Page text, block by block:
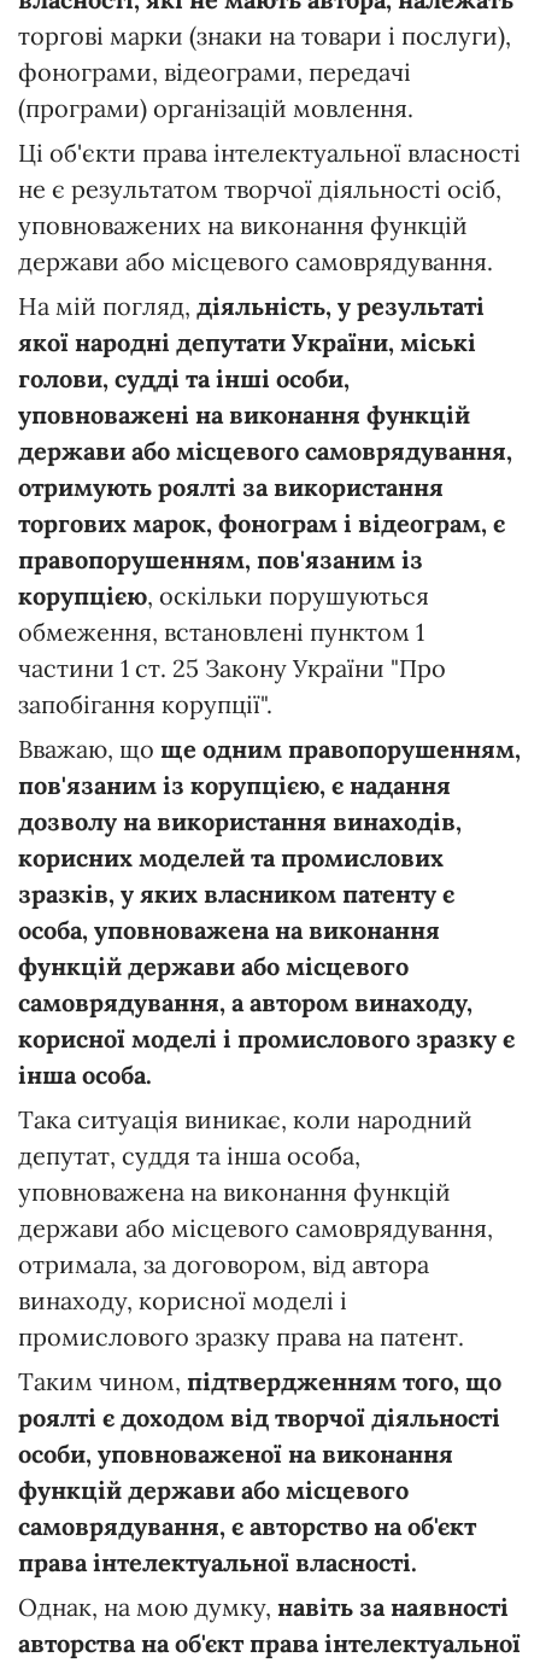
торгові марки (знаки на товари і послуги),
фонограми, відеограми, передачі
(програми) організацій мовлення.
Ці об'єкти права інтелектуальної власності
не є результатом творчої діяльності осіб,
уповноважених на виконання функцій
держави або місцевого самоврядування.
На мій погляд, діяльність, у результаті
якої народні депутати України, міські
голови, судді та інші особи,
уповноважені на виконання функцій
держави або місцевого самоврядування,
отримують роялті за використання
торгових марок, фонограм і відеограм, є
правопорушенням, пов'язаним із
корупцією, оскільки порушуються
обмеження, встановлені пунктом 1
частини 1 ст. 25 Закону України "Про
запобігання корупції".
Вважаю, що ще одним правопорушенням,
пов'язаним із корупцією, є надання
дозволу на використання винаходів,
корисних моделей та промислових
зразків, у яких власником патенту є
особа, уповноважена на виконання
функцій держави або місцевого
самоврядування, а автором винаходу,
корисної моделі і промислового зразку є
інша особа.
Така ситуація виникає, коли народний
депутат, суддя та інша особа,
уповноважена на виконання функцій
держави або місцевого самоврядування,
отримала, за договором, від автора
винаходу, корисної моделі і
промислового зразку права на патент.
Таким чином, підтвердженням того, що
роялті є доходом від творчої діяльності
особи, уповноваженої на виконання
функцій держави або місцевого
самоврядування, є авторство на об'єкт
права інтелектуальної власності.
Однак, на мою думку, навіть за наявності
авторства на об'єкт права інтелектуальної